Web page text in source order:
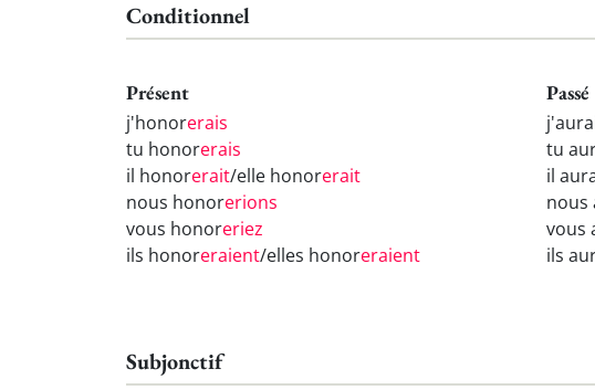
Conditionnel
Présent
j'honorerais
tu honorerais
il honorerait/elle honorerait
nous honorerions
vous honoreriez
ils honoreraient/elles honoreraient
Passé
tu
il
nous
vous
ils
Subjonctif